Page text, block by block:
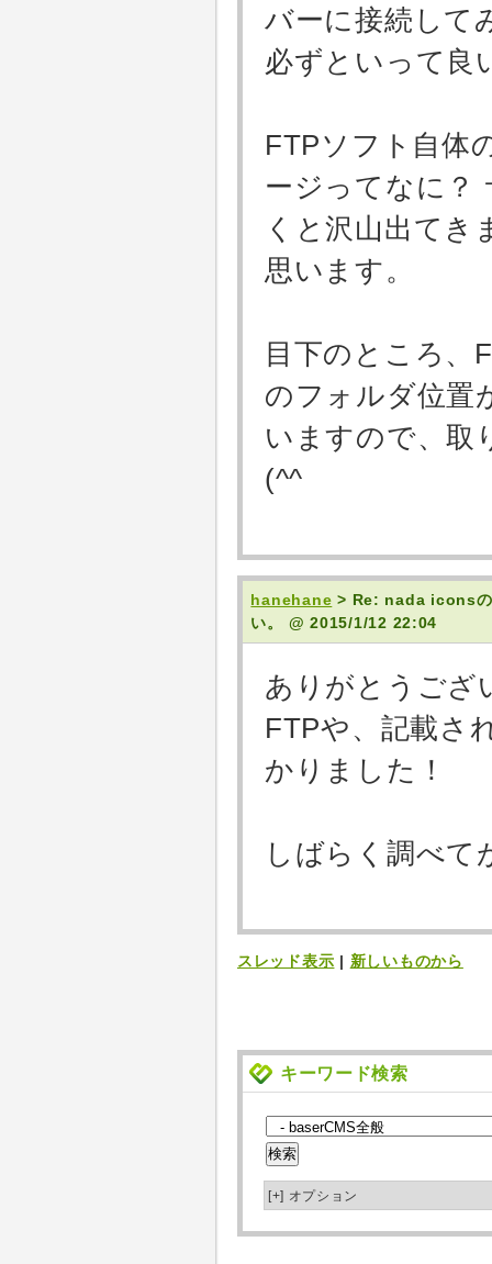
バーに接続して
必ずといって良
FTPソフト自体
ージってなに？
くと沢山出て
思います。
目下のところ、
のフォルダ位置
いますので、取
(^^
hanehane > Re: nada iconsの
い。 @ 2015/1/12 22:04
ありがとうござ
FTPや、記載さ
かりました！
しばらく調べて
スレッド表示 | 新しいものから
キーワード検索
[+] オプション